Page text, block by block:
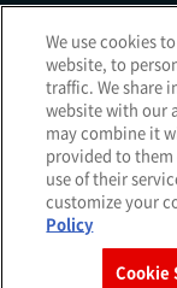
アクセシビリティ
Cookie Settings
明治ホールディン
Meiji Seika ファル
Copyright Meiji Co., Ltd. All
We use cookies
website, to
traffic. We share
website with our
may combine it
provided to
use of their
customize your
Policy
Cookie